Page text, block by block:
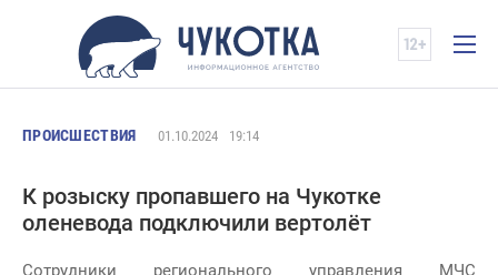
ПРОИСШЕСТВИЯ 01.10.2024 19:14
К розыску пропавшего на Чукотке
оленевода подключили вертолёт
Сотрудники регионального управления МЧС